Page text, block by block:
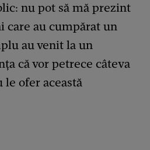
nu pot să mă prezint
care au cumpărat un
au venit la un
că vor petrece câteva
le ofer această